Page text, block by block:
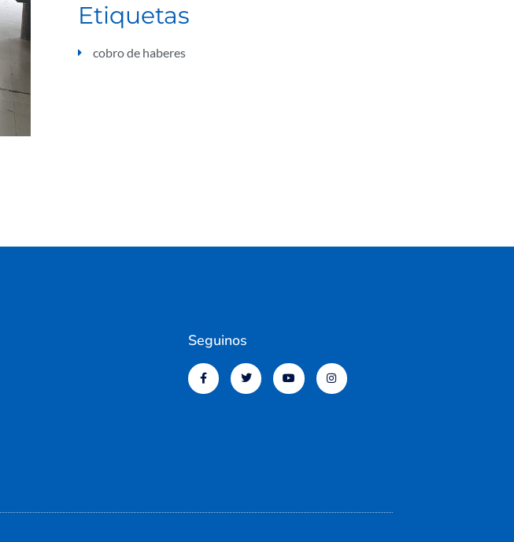
Etiquetas
cobro de haberes
Seguinos